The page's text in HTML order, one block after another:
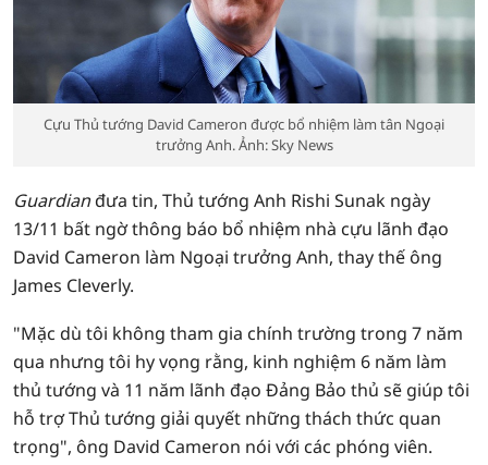
Cựu Thủ tướng David Cameron được bổ nhiệm làm tân Ngoại
trưởng Anh. Ảnh: Sky News
Guardianđưa tin, Thủ tướng Anh Rishi Sunak ngày
13/11 bất ngờ thông báo bổ nhiệm nhà cựu lãnh đạo
David Cameron làm Ngoại trưởng Anh, thay thế ông
James Cleverly.
"Mặc dù tôi không tham gia chính trường trong 7 năm
qua nhưng tôi hy vọng rằng, kinh nghiệm 6 năm làm
thủ tướng và 11 năm lãnh đạo Đảng Bảo thủ sẽ giúp tôi
hỗ trợ Thủ tướng giải quyết những thách thức quan
trọng", ông David Cameron nói với các phóng viên.